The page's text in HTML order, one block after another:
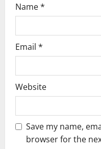
Name*
Email *
Website
Save my name,
browser for the